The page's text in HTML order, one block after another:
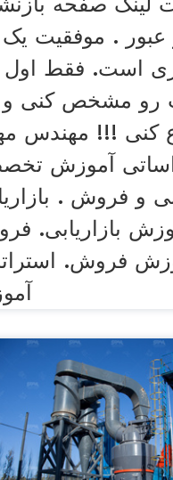
عبور . موفقیت یک
است. فقط اول
رو مشخص کنی و
کنی !!! مهندس
آموزش
و فروش .
بازاریابی.
فروش.